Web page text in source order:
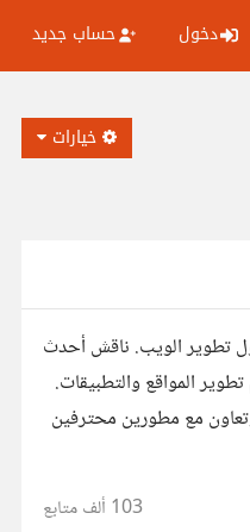
دخول حساب جديد
خيارات
تطوير الويب. ناقش أحدث
المواقع والتطبيقات.
مع مطورين محترفين
103 ألف متابع